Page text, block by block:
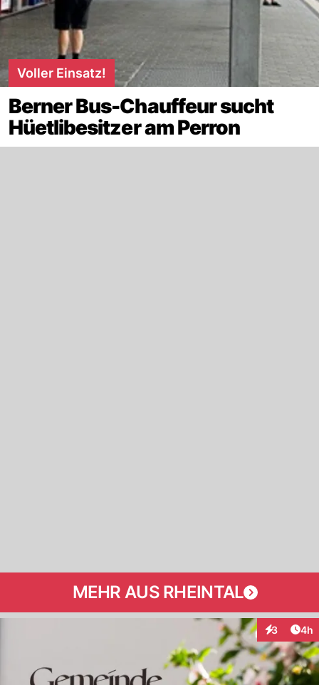
Voller Einsatz!
Berner Bus-Chauffeur sucht
Hüetlibesitzer am Perron
MEHR AUS RHEINTAL
3 4h